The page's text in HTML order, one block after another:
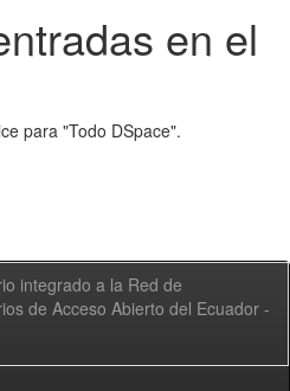
en el
para "Todo DSpace".
integrado a la Red de
de Acceso Abierto del Ecuador -